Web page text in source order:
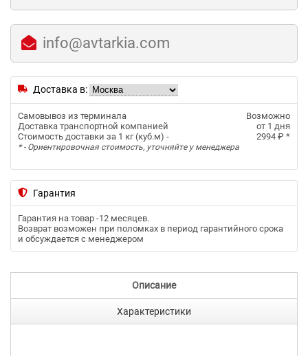
info@avtarkia.com
Доставка в:
Самовывоз из терминала
Возможно
Доставка транспортной компанией
от 1 дня
Стоимость доставки за 1 кг (куб.м) -
2994 ₽ *
* - Ориентировочная стоимость, уточняйте у менеджера
Гарантия
Гарантия на товар -12 месяцев.
Возврат возможен при поломках в период гарантийного срока
и обсуждается с менеджером
Описание
Характеристики